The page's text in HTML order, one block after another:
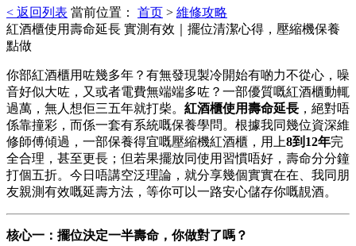
< 返回列表 當前位置： 首页 > 維修攻略
紅酒櫃使用壽命延長 實測有效｜擺位清潔心得，壓縮機保養
點做
你部紅酒櫃用咗幾多年？有無發現製冷開始有啲力不從心，噪
音好似大咗，又或者電費無端端多咗？一部優質嘅紅酒櫃動輒
過萬，無人想佢三五年就打柴。 紅酒櫃使用壽命延長 ，絕對唔
係靠撞彩，而係一套有系統嘅保養學問。根據我同幾位資深維
修師傅傾過，一部保養得宜嘅壓縮機紅酒櫃，用上8到12年完
全合理，甚至更長；但若果擺放同使用習慣唔好，壽命分分鐘
打個五折。今日唔講空泛理論，就分享幾個實實在在、我同朋
友親測有效嘅延壽方法，等你可以一路安心儲存你嘅靚酒。
核心一：擺位決定一半壽命，你做對了嗎？